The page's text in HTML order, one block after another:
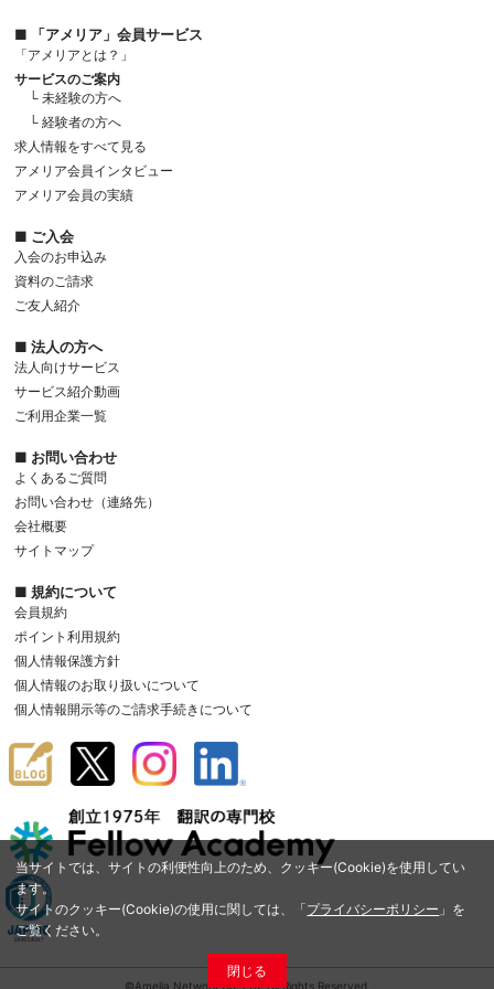
当サイトでは、サイトの利便性向上のため、クッキー(Cookie)を使用してい
ます。
サイトのクッキー(Cookie)の使用に関しては、「プライバシーポリシー 」を
ご覧ください。
閉じる
■ 「アメリア」会員サービス
「アメリアとは？」
サービスのご案内
└ 未経験の方へ
└ 経験者の方へ
求人情報をすべて見る
アメリア会員インタビュー
アメリア会員の実績
■ ご入会
入会のお申込み
資料のご請求
ご友人紹介
■ 法人の方へ
法人向けサービス
サービス紹介動画
ご利用企業一覧
■ お問い合わせ
よくあるご質問
お問い合わせ（連絡先）
会社概要
サイトマップ
■ 規約について
会員規約
ポイント利用規約
個人情報保護方針
個人情報のお取り扱いについて
個人情報開示等のご請求手続きについて
©Amelia Network Co.,Ltd. All Rights Reserved.